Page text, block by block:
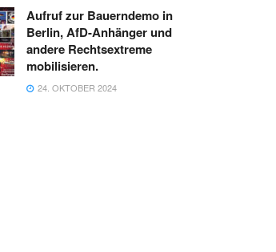
Aufruf zur Bauerndemo in
Berlin, AfD-Anhänger und
andere Rechtsextreme
mobilisieren.
24. OKTOBER 2024